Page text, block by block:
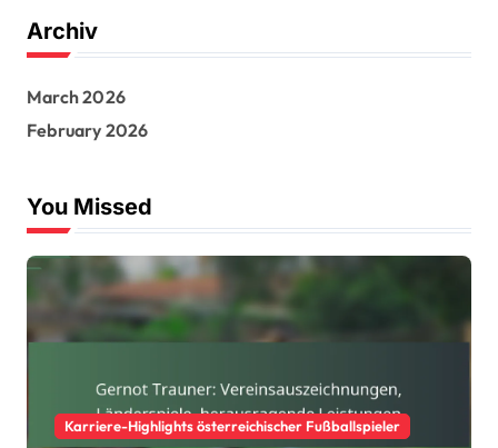
Archiv
March 2026
February 2026
You Missed
Karriere-Highlights österreichischer Fußballspieler